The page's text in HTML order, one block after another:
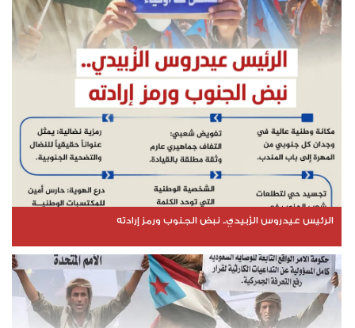
الرئيس عيدروس الزُبيدي.. نبض الجنوب ورمز إرادته